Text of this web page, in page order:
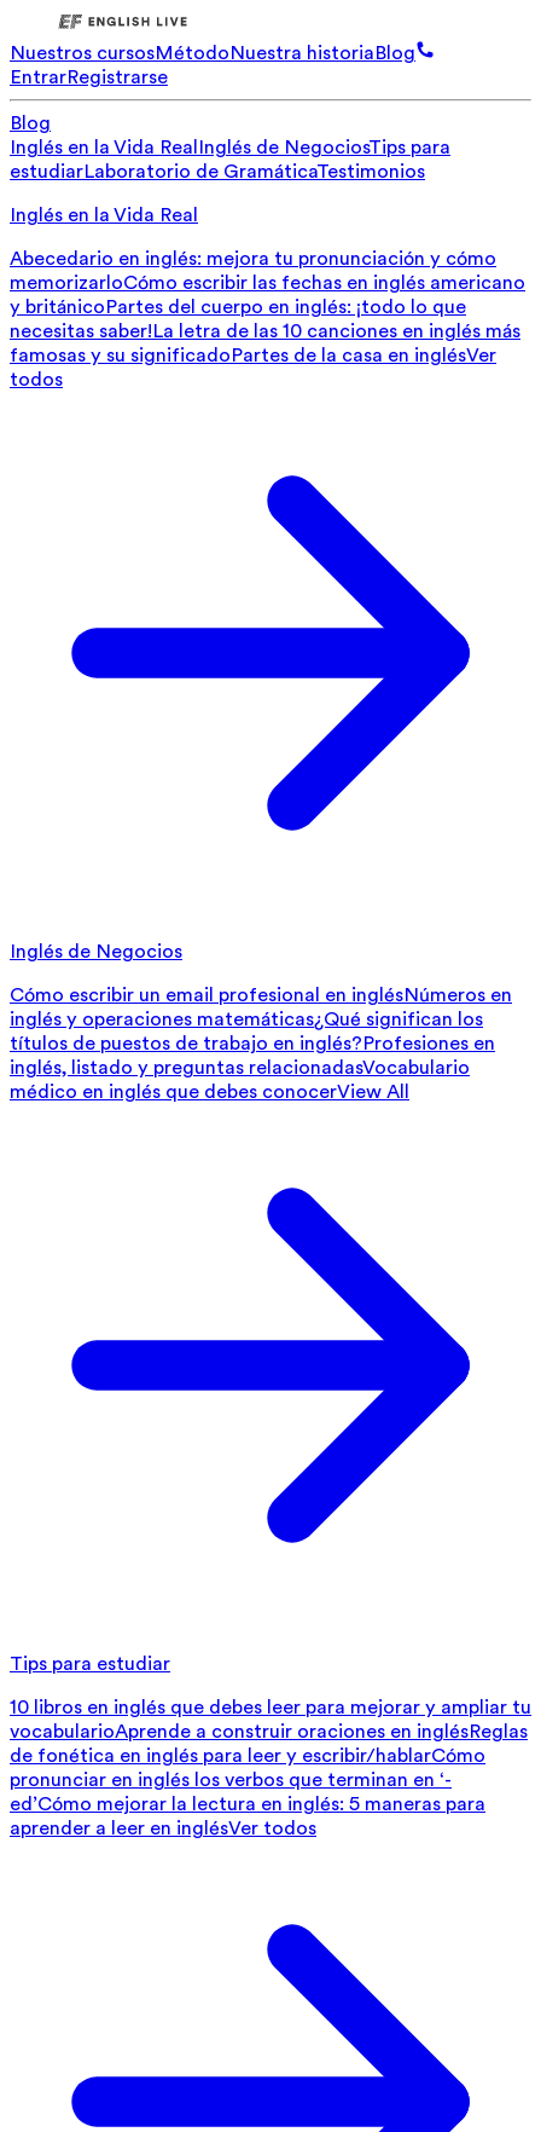
Nuestros cursosMétodoNuestra historiaBlog
EntrarRegistrarse
Blog
Inglés en la Vida Real Inglés de NegociosTips para
estudiarLaboratorio de GramáticaTestimonios
Inglés en la Vida Real
Abecedario en inglés: mejora tu pronunciación y cómo
memorizarloCómo escribir las fechas en inglés americano
y británicoPartes del cuerpo en inglés: ¡todo lo que
necesitas saber!La letra de las 10 canciones en inglés más
famosas y su significadoPartes de la casa en inglésVer
todos
Inglés de Negocios
Cómo escribir un email profesional en inglésNúmeros en
inglés y operaciones matemáticas¿Qué significan los
títulos de puestos de trabajo en inglés?Profesiones en
inglés, listado y preguntas relacionadasVocabulario
médico en inglés que debes conocerView All
Tips para estudiar
10 libros en inglés que debes leer para mejorar y ampliar tu
vocabularioAprende a construir oraciones en inglésReglas
de fonética en inglés para leer y escribir/hablarCómo
pronunciar en inglés los verbos que terminan en ‘-
ed’Cómo mejorar la lectura en inglés: 5 maneras para
aprender a leer en inglésVer todos